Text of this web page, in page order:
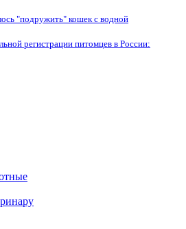
"подружить" кошек с водной
регистрации питомцев в России: